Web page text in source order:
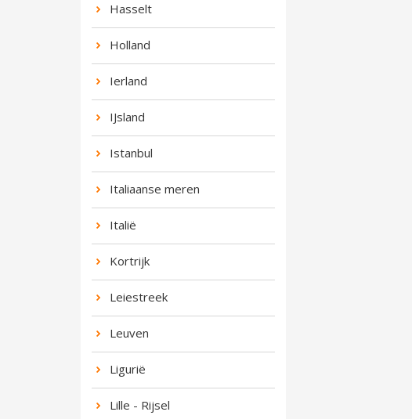
Hasselt
Holland
Ierland
IJsland
Istanbul
Italiaanse meren
Italië
Kortrijk
Leiestreek
Leuven
Ligurië
Lille - Rijsel